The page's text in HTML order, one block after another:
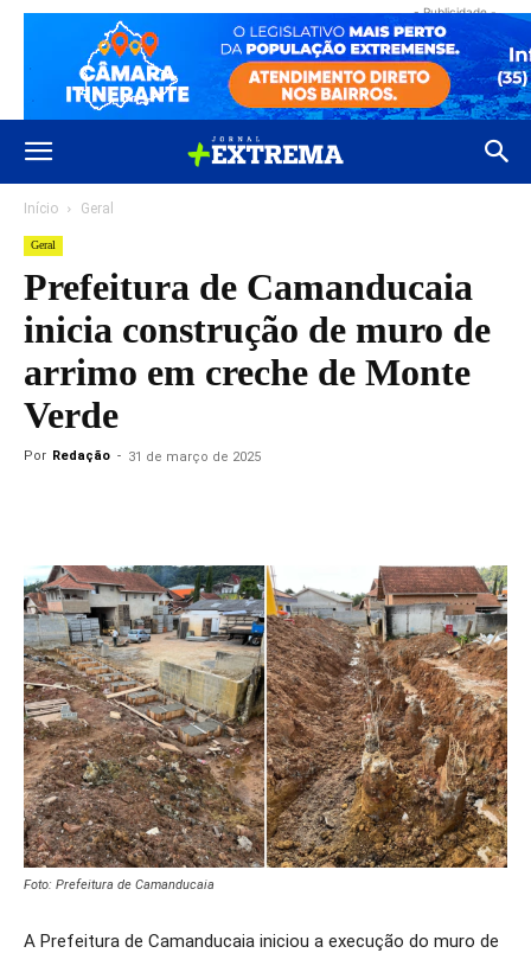
- Publicidade -
Início Geral
Geral
Prefeitura de Camanducaia
inicia construção de muro de
arrimo em creche de Monte
Verde
Por Redação - 31 de março de 2025
Foto: Prefeitura de Camanducaia
A Prefeitura de Camanducaia iniciou a execução do muro de